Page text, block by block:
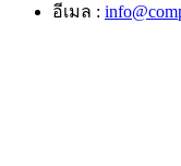
อีเมล :